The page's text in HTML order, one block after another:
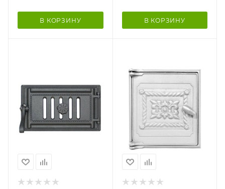
В КОРЗИНУ В КОРЗИНУ